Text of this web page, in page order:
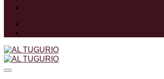
AL TUGURIO
Associazione Ricreativa Sportiva Culturale